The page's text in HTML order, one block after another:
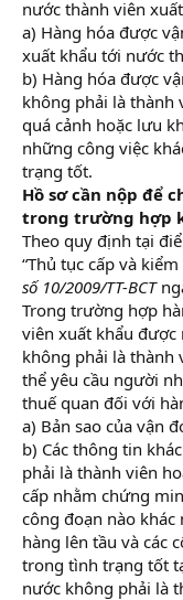
nước thành viên
a) Hàng hóa được
xuất khẩu tới nước
b) Hàng hóa được
không phải là thành
quá cảnh hoặc lưu
những công việc
trạng tốt.
Hồ sơ cần nộp để
trong trường hợp
Theo quy định tại
“Thủ tục cấp và
số 10/2009/TT-BCT
Trong trường hợp
viên xuất khẩu
không phải là thành
thể yêu cầu người
thuế quan đối với
a) Bản sao của vận
b) Các thông tin
phải là thành viên
cấp nhằm chứng
công đoạn nào
hàng lên tầu và các
trong tình trạng tốt
nước không phải là